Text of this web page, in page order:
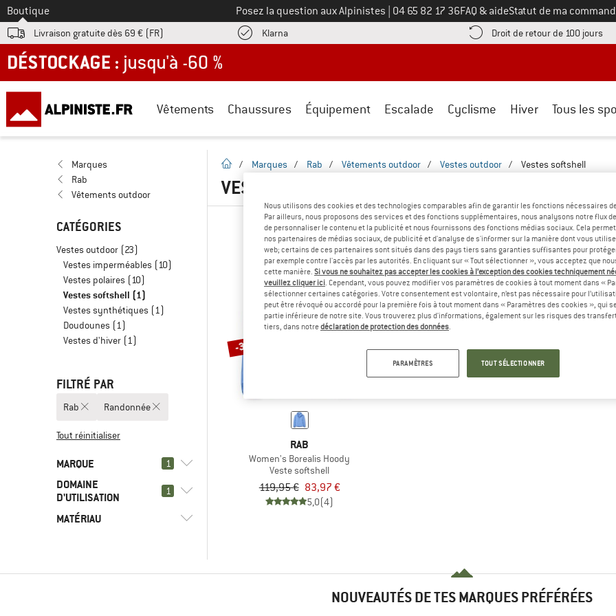
Vers le
Boutique Posez la question aux Alpinistes Appelez-nous au
04 65 82 17 36FAQ & aideStatut de ma
Livraison gratuite dès 69 € (FR) KlarnaTrouve les informations de paiement ici ! Ouvre une boîte d'information
Droit de retour de 100 jours
DÉSTOCKAGE : jusqu'à -60 %
Vêtements Chaussures Équipement Escalade Cyclisme Hiver Tous les
Marques
Rab
Vêtements outdoor
CATÉGORIES
Vestes outdoor (23)
Vestes imperméables (10)
Vestes polaires (10)
Vestes softshell (1)
Vestes synthétiques (1)
Doudounes (1)
Vestes d'hiver (1)
FILTRÉ PAR
Rab Randonnée
Tout réinitialiser
MARQUE 1
DOMAINE
D'UTILISATION
1
Randonnée
MATÉRIAU
Page d'accueil
/ Marques / Rab / Vêtements outdoor / Vestes outdoor / Vestes softshell
VESTES SOFTSHELL RAB - RANDONNÉE
-30 %
RAB
Women's Borealis Hoody
Veste softshell
119,95 € 83,97 €
5,0(4)
NOUVEAUTÉS DE TES MARQUES PRÉFÉRÉES
Nous utilisons des cookies et des technologies comparables afin de garantir les fonctions nécessaires
Par ailleurs, nous proposons des services et des fonctions supplémentaires, nous analysons notre flux
de personnaliser le contenu et la publicité et nous fournissons des fonctions médias sociaux. Cela
nos partenaires de médias sociaux, de publicité et d'analyse de s'informer sur la manière dont vous
web; certains de ces partenaires sont situés dans des pays tiers sans garanties suffisantes pour
par exemple contre l'accès par les autorités. En cliquant sur « Tout sélectionner », vous acceptez que
cette manière. Si vous ne souhaitez pas accepter les cookies à l’exception des cookies techniquement
veuillez cliquer ici. Cependant, vous pouvez modifier vos paramètres de cookies à tout moment dans «
sélectionner certaines catégories. Votre consentement est volontaire, n’est pas nécessaire pour
peut être révoqué ou accordé pour la première fois à tout moment dans « Paramètres des cookies », qui
partie inférieure de notre site. Vous trouverez plus d'informations, également sur les risques des
tiers, dans notredéclaration de protection des données.
PARAMÈTRES TOUT SÉLECTIONNER